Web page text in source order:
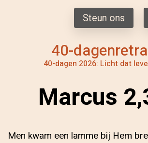
40-
40-dagen 2026: Licht dat
Steun ons
Marcus
Men kwam een lamme bij Hem